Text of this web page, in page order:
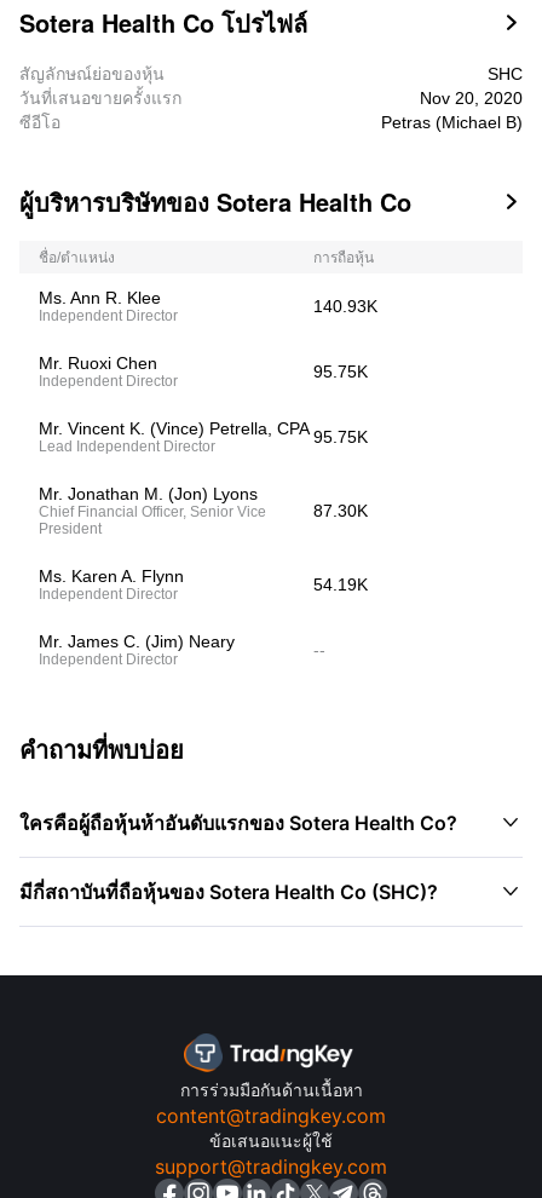
Sotera Health Co โปรไฟล์ 
สัญลักษณ์ย่อของหุ้น
SHC
วันที่เสนอขายครั้งแรก
Nov 20, 2020
ซีอีโอ
Petras (Michael B)
ผู้บริหารบริษัทของ Sotera Health Co 
ชื่อ/ตำแหน่ง การถือหุ้น
Ms. Ann R. Klee
Independent Director 140.93K
Mr. Ruoxi Chen
Independent Director 95.75K
Mr. Vincent K. (Vince) Petrella, CPA
Lead Independent Director 95.75K
Mr. Jonathan M. (Jon) Lyons
Chief Financial Officer, Senior Vice
President
87.30K
Ms. Karen A. Flynn
Independent Director 54.19K
Mr. James C. (Jim) Neary
Independent Director --
คำถามที่พบบ่อย
ใครคือผู้ถือหุ้นห้าอันดับแรกของ Sotera Health Co? 
มีกี่สถาบันที่ถือหุ้นของ Sotera Health Co (SHC)? 
การร่วมมือกันด้านเนื้อหา
content@tradingkey.com
ข้อเสนอแนะผู้ใช้
support@tradingkey.com